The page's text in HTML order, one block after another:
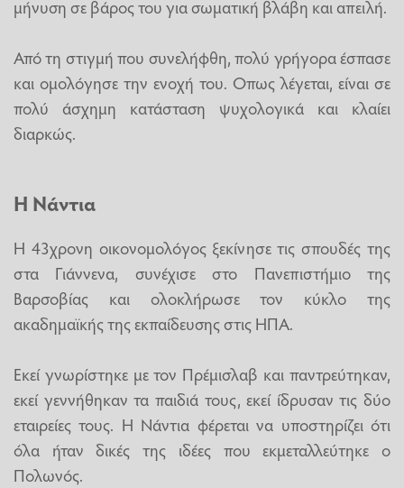
μήνυση σε βάρος του για σωματική βλάβη και απειλή.
Από τη στιγμή που συνελήφθη, πολύ γρήγορα έσπασε
και ομολόγησε την ενοχή του. Οπως λέγεται, είναι σε
πολύ άσχημη κατάσταση ψυχολογικά και κλαίει
διαρκώς.
Η Νάντια
H 43χρονη οικονομολόγος ξεκίνησε τις σπουδές της
στα Γιάννενα, συνέχισε στο Πανεπιστήμιο της
Βαρσοβίας και ολοκλήρωσε τον κύκλο της
ακαδημαϊκής της εκπαίδευσης στις ΗΠΑ.
Εκεί γνωρίστηκε με τον Πρέμισλαβ και παντρεύτηκαν,
εκεί γεννήθηκαν τα παιδιά τους, εκεί ίδρυσαν τις δύο
εταιρείες τους. Η Νάντια φέρεται να υποστηρίζει ότι
όλα ήταν δικές της ιδέες που εκμεταλλεύτηκε ο
Πολωνός.